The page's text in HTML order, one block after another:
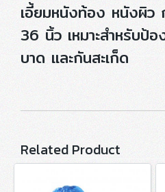
เอี้ยมหนังท้อง หนังผิว
36 นิ้ว เหมาะสำหรับป้
บาด และกันสะเก็ด
Related Product